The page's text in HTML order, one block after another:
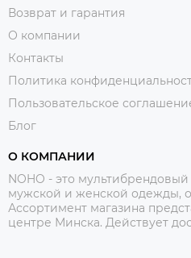
Возврат и гарантия
О компании
Контакты
Политика
Пользовательское
Блог
О КОМПАНИИ
NOHO - это
мужской и женской одежды,
Ассортимент магазина
центре Минска. Действует